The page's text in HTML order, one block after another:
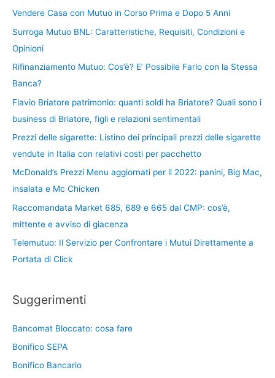
Vendere Casa con Mutuo in Corso Prima e Dopo 5 Anni
Surroga Mutuo BNL: Caratteristiche, Requisiti, Condizioni e
Opinioni
Rifinanziamento Mutuo: Cos’è? E’ Possibile Farlo con la Stessa
Banca?
Flavio Briatore patrimonio: quanti soldi ha Briatore? Quali sono i
business di Briatore, figli e relazioni sentimentali
Prezzi delle sigarette: Listino dei principali prezzi delle sigarette
vendute in Italia con relativi costi per pacchetto
McDonald’s Prezzi Menu aggiornati per il 2022: panini, Big Mac,
insalata e Mc Chicken
Raccomandata Market 685, 689 e 665 dal CMP: cos’è,
mittente e avviso di giacenza
Telemutuo: Il Servizio per Confrontare i Mutui Direttamente a
Portata di Click
Suggerimenti
Bancomat Bloccato: cosa fare
Bonifico SEPA
Bonifico Bancario